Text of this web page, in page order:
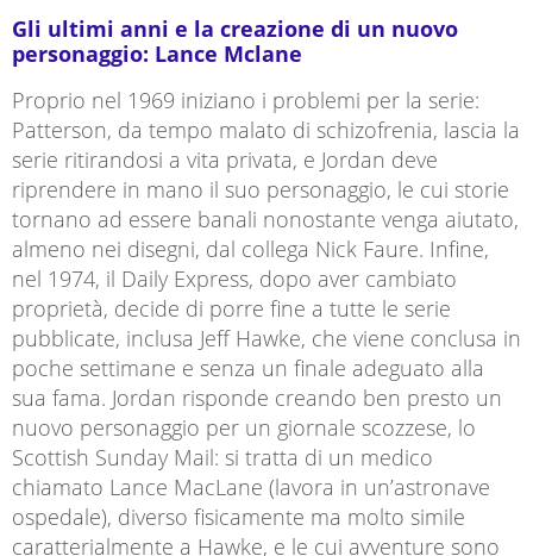
Gli ultimi anni e la creazione di un nuovo
personaggio: Lance Mclane
Proprio nel 1969 iniziano i problemi per la serie:
Patterson, da tempo malato di schizofrenia, lascia la
serie ritirandosi a vita privata, e Jordan deve
riprendere in mano il suo personaggio, le cui storie
tornano ad essere banali nonostante venga aiutato,
almeno nei disegni, dal collega Nick Faure. Infine,
nel 1974, il Daily Express, dopo aver cambiato
proprietà, decide di porre fine a tutte le serie
pubblicate, inclusa Jeff Hawke, che viene conclusa in
poche settimane e senza un finale adeguato alla
sua fama. Jordan risponde creando ben presto un
nuovo personaggio per un giornale scozzese, lo
Scottish Sunday Mail: si tratta di un medico
chiamato Lance MacLane (lavora in un’astronave
ospedale), diverso fisicamente ma molto simile
caratterialmente a Hawke, e le cui avventure sono